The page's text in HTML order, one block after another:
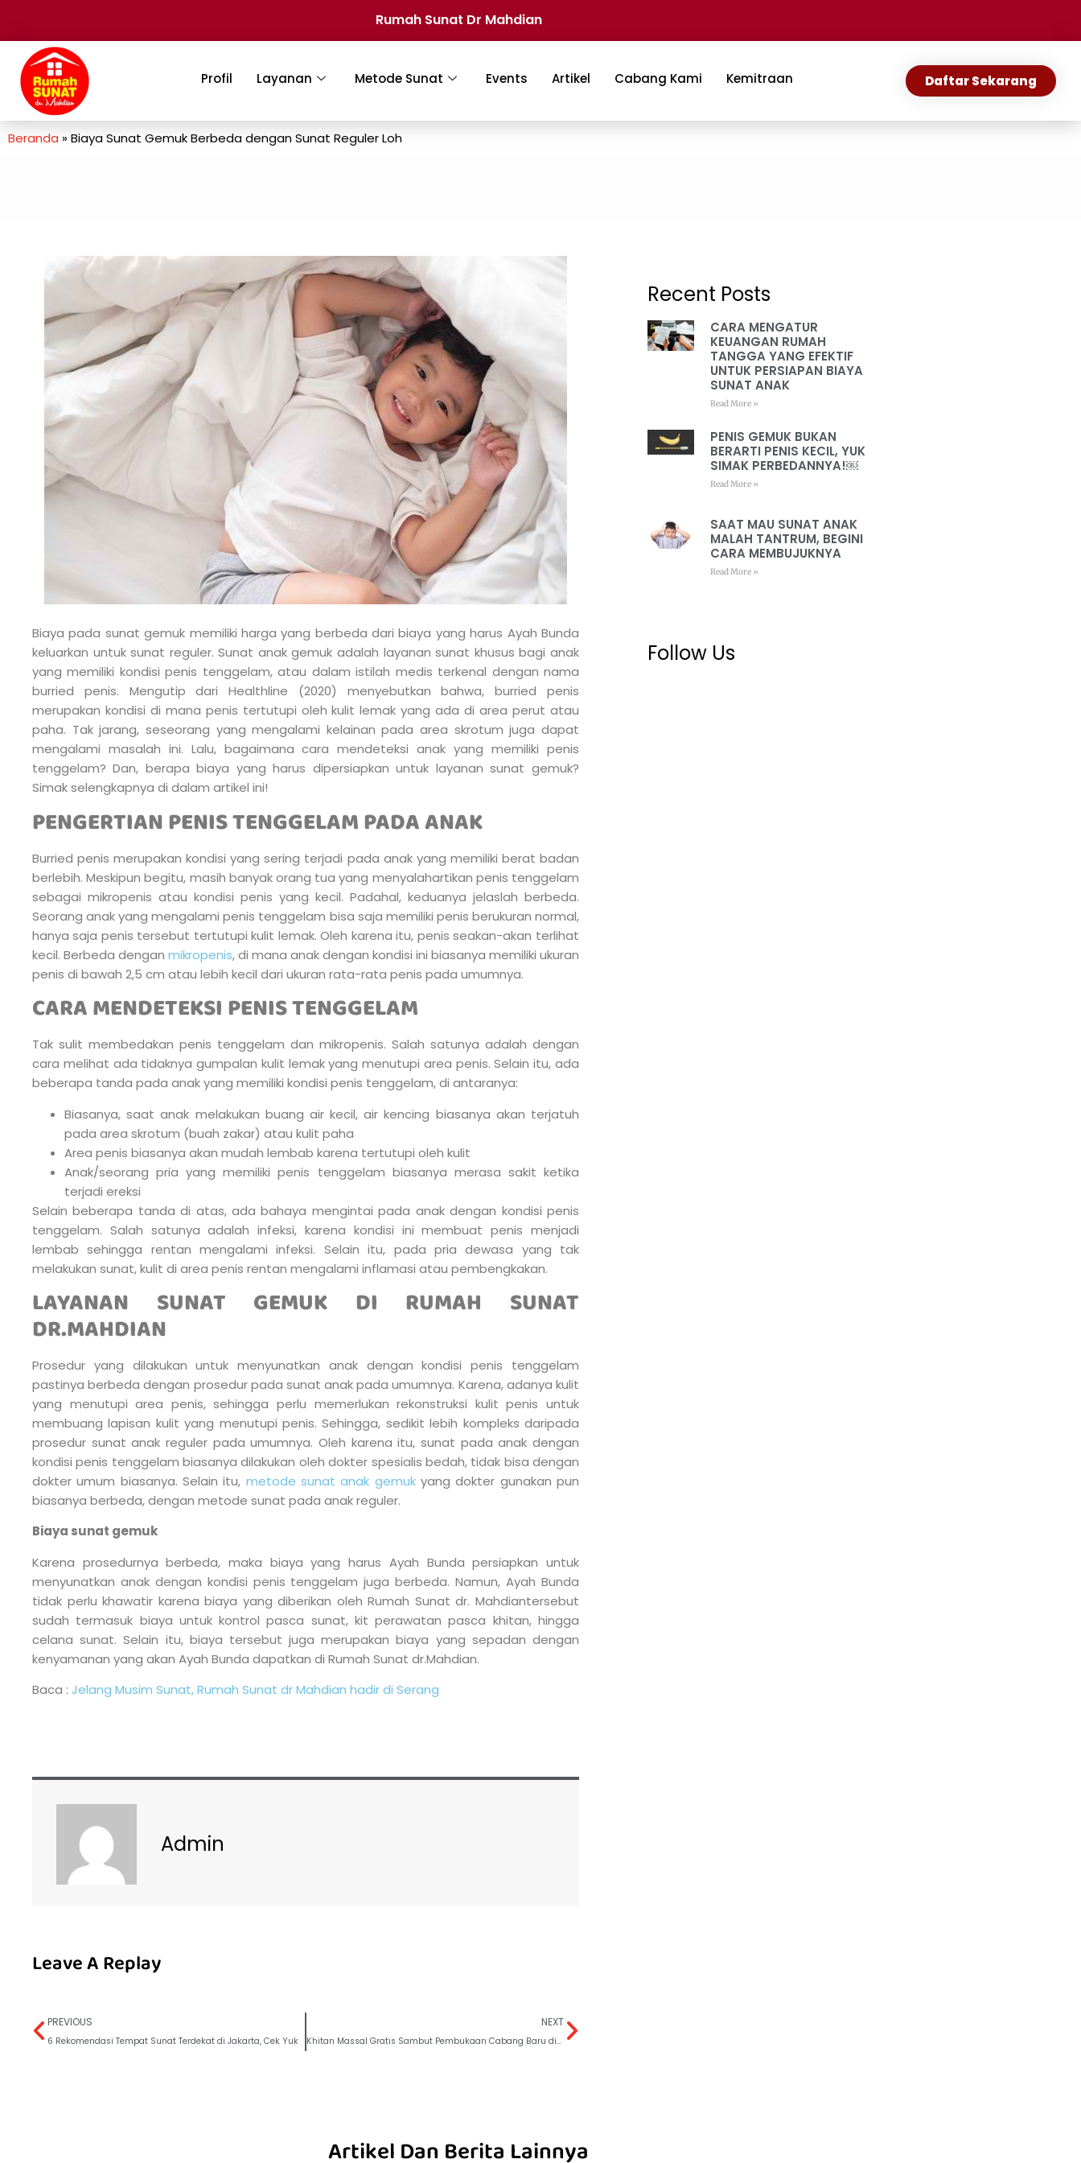
Rumah Sunat Dr Mahdian
Profil Layanan Metode Sunat Events Artikel Cabang Kami Kemitraan Daftar Sekarang
Beranda »Biaya Sunat Gemuk Berbeda dengan Sunat Reguler Loh
Biaya pada sunat gemuk memiliki harga yang berbeda dari biaya yang harus Ayah Bunda
keluarkan untuk sunat reguler. Sunat anak gemuk adalah layanan sunat khusus bagi anak
yang memiliki kondisi penis tenggelam, atau dalam istilah medis terkenal dengan nama
burried penis. Mengutip dari Healthline (2020) menyebutkan bahwa, burried penis
merupakan kondisi di mana penis tertutupi oleh kulit lemak yang ada di area perut atau
paha. Tak jarang, seseorang yang mengalami kelainan pada area skrotum juga dapat
mengalami masalah ini. Lalu, bagaimana cara mendeteksi anak yang memiliki penis
tenggelam? Dan, berapa biaya yang harus dipersiapkan untuk layanan sunat gemuk?
Simak selengkapnya di dalam artikel ini!
PENGERTIAN PENIS TENGGELAM PADA ANAK
Burried penis merupakan kondisi yang sering terjadi pada anak yang memiliki berat badan
berlebih. Meskipun begitu, masih banyak orang tua yang menyalahartikan penis tenggelam
sebagai mikropenis atau kondisi penis yang kecil. Padahal, keduanya jelaslah berbeda.
Seorang anak yang mengalami penis tenggelam bisa saja memiliki penis berukuran normal,
hanya saja penis tersebut tertutupi kulit lemak. Oleh karena itu, penis seakan-akan terlihat
kecil. Berbeda dengan mikropenis, di mana anak dengan kondisi ini biasanya memiliki ukuran
penis di bawah 2,5 cm atau lebih kecil dari ukuran rata-rata penis pada umumnya.
CARA MENDETEKSI PENIS TENGGELAM
Tak sulit membedakan penis tenggelam dan mikropenis. Salah satunya adalah dengan
cara melihat ada tidaknya gumpalan kulit lemak yang menutupi area penis. Selain itu, ada
beberapa tanda pada anak yang memiliki kondisi penis tenggelam, di antaranya:
Biasanya, saat anak melakukan buang air kecil, air kencing biasanya akan terjatuh
pada area skrotum (buah zakar) atau kulit paha
Area penis biasanya akan mudah lembab karena tertutupi oleh kulit
Anak/seorang pria yang memiliki penis tenggelam biasanya merasa sakit ketika
terjadi ereksi
Selain beberapa tanda di atas, ada bahaya mengintai pada anak dengan kondisi penis
tenggelam. Salah satunya adalah infeksi, karena kondisi ini membuat penis menjadi
lembab sehingga rentan mengalami infeksi. Selain itu, pada pria dewasa yang tak
melakukan sunat, kulit di area penis rentan mengalami inflamasi atau pembengkakan.
LAYANAN SUNAT GEMUK DI RUMAH SUNAT
DR.MAHDIAN
Prosedur yang dilakukan untuk menyunatkan anak dengan kondisi penis tenggelam
pastinya berbeda dengan prosedur pada sunat anak pada umumnya. Karena, adanya kulit
yang menutupi area penis, sehingga perlu memerlukan rekonstruksi kulit penis untuk
membuang lapisan kulit yang menutupi penis. Sehingga, sedikit lebih kompleks daripada
prosedur sunat anak reguler pada umumnya. Oleh karena itu, sunat pada anak dengan
kondisi penis tenggelam biasanya dilakukan oleh dokter spesialis bedah, tidak bisa dengan
dokter umum biasanya. Selain itu, metode sunat anak gemukyang dokter gunakan pun
biasanya berbeda, dengan metode sunat pada anak reguler.
Biaya sunat gemuk
Karena prosedurnya berbeda, maka biaya yang harus Ayah Bunda persiapkan untuk
menyunatkan anak dengan kondisi penis tenggelam juga berbeda. Namun, Ayah Bunda
tidak perlu khawatir karena biaya yang diberikan oleh Rumah Sunat dr. Mahdiantersebut
sudah termasuk biaya untuk kontrol pasca sunat, kit perawatan pasca khitan, hingga
celana sunat. Selain itu, biaya tersebut juga merupakan biaya yang sepadan dengan
kenyamanan yang akan Ayah Bunda dapatkan di Rumah Sunat dr.Mahdian.
Baca : Jelang Musim Sunat, Rumah Sunat dr Mahdian hadir di Serang
Admin
Leave A Replay
PREVIOUS
6 Rekomendasi Tempat Sunat Terdekat di Jakarta, Cek Yuk
NEXT
Khitan Massal Gratis Sambut Pembukaan Cabang Baru di Serang
Recent Posts
CARA MENGATUR
KEUANGAN RUMAH
TANGGA YANG EFEKTIF
UNTUK PERSIAPAN BIAYA
SUNAT ANAK
Read More »
PENIS GEMUK BUKAN
BERARTI PENIS KECIL, YUK
SIMAK PERBEDANNYA!￼
Read More »
SAAT MAU SUNAT ANAK
MALAH TANTRUM, BEGINI
CARA MEMBUJUKNYA
Read More »
Follow Us
Artikel Dan Berita Lainnya